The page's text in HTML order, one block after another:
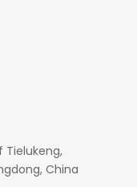
Tielukeng,
China